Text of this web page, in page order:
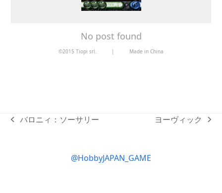
No post found
©2015 Tiopi srl. | Made in China
previous
バロニィ：ソーサリー
next
ヨーヴィック
@HobbyJAPAN_GAME